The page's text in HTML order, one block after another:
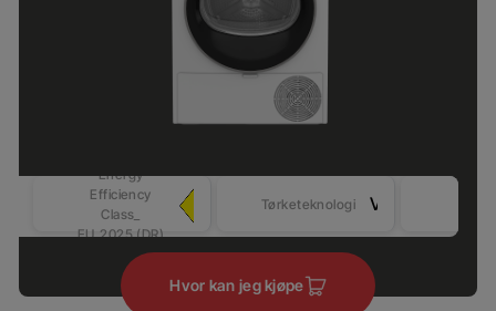
Energy
Efficiency
Class_
EU_2025 (DR)
Tørketeknologi
Hvor kan jeg kjøpe